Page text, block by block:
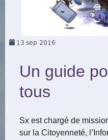
13 sep 2016
Un guide
tous
Sx est chargé de
sur la Citoyenneté,